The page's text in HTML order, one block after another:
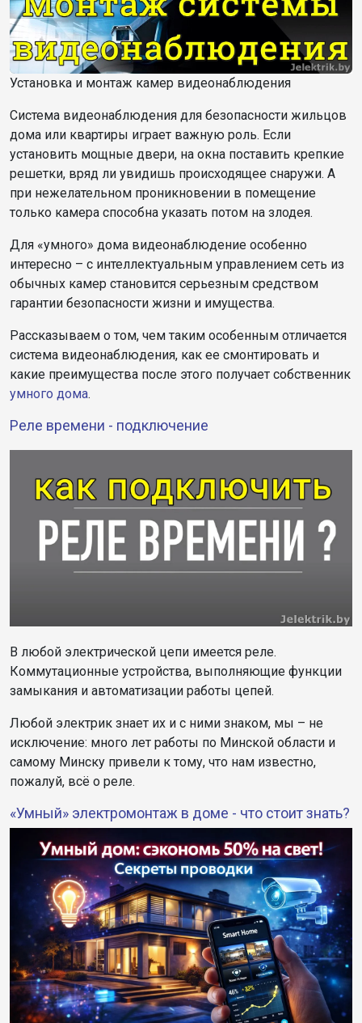
Установка и монтаж камер видеонаблюдения
Система видеонаблюдения для безопасности жильцов
дома или квартиры играет важную роль. Если
установить мощные двери, на окна поставить крепкие
решетки, вряд ли увидишь происходящее снаружи. А
при нежелательном проникновении в помещение
только камера способна указать потом на злодея.
Для «умного» дома видеонаблюдение особенно
интересно – с интеллектуальным управлением сеть из
обычных камер становится серьезным средством
гарантии безопасности жизни и имущества.
Рассказываем о том, чем таким особенным отличается
система видеонаблюдения, как ее смонтировать и
какие преимущества после этого получает собственник
умного дома.
Реле времени - подключение
В любой электрической цепи имеется реле.
Коммутационные устройства, выполняющие функции
замыкания и автоматизации работы цепей.
Любой электрик знает их и с ними знаком, мы – не
исключение: много лет работы по Минской области и
самому Минску привели к тому, что нам известно,
пожалуй, всё о реле.
«Умный» электромонтаж в доме - что стоит знать?